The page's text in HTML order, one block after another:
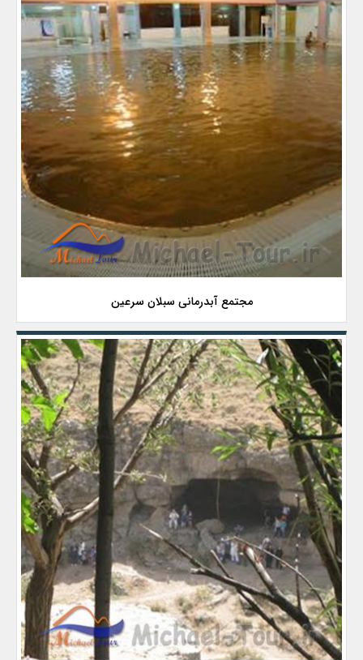
مجتمع آبدرمانی سبلان سرعین